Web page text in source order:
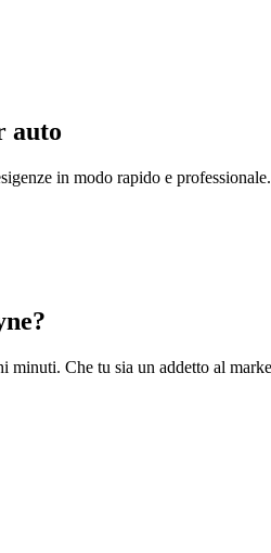
auto
in modo rapido e
Che tu sia un addetto al